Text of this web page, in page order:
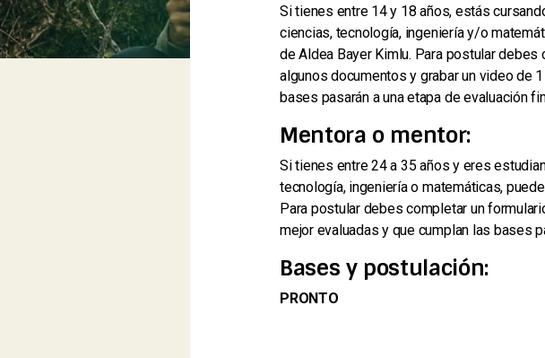
Si tienes entre 14 y 18 años, estás
ciencias, tecnología, ingeniería y/o
de Aldea Bayer Kimlu. Para postular
algunos documentos y grabar un video de
bases pasarán a una etapa de evaluación
Mentora o mentor:
Si tienes entre 24 a 35 años y eres
tecnología, ingeniería o matemáticas,
Para postular debes completar un
mejor evaluadas y que cumplan las bases
Bases y postulación:
PRONTO